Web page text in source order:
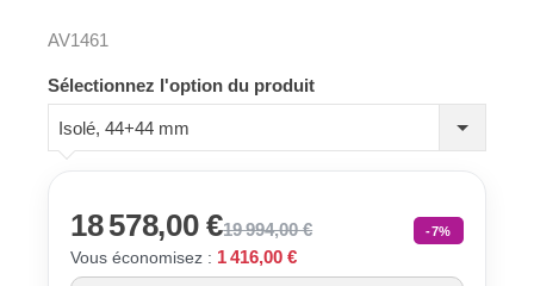
AV1461
Sélectionnez l'option du produit
Isolé, 44+44 mm
18 578,00 €19 994,00 € -7%
Vous économisez : 1 416,00 €